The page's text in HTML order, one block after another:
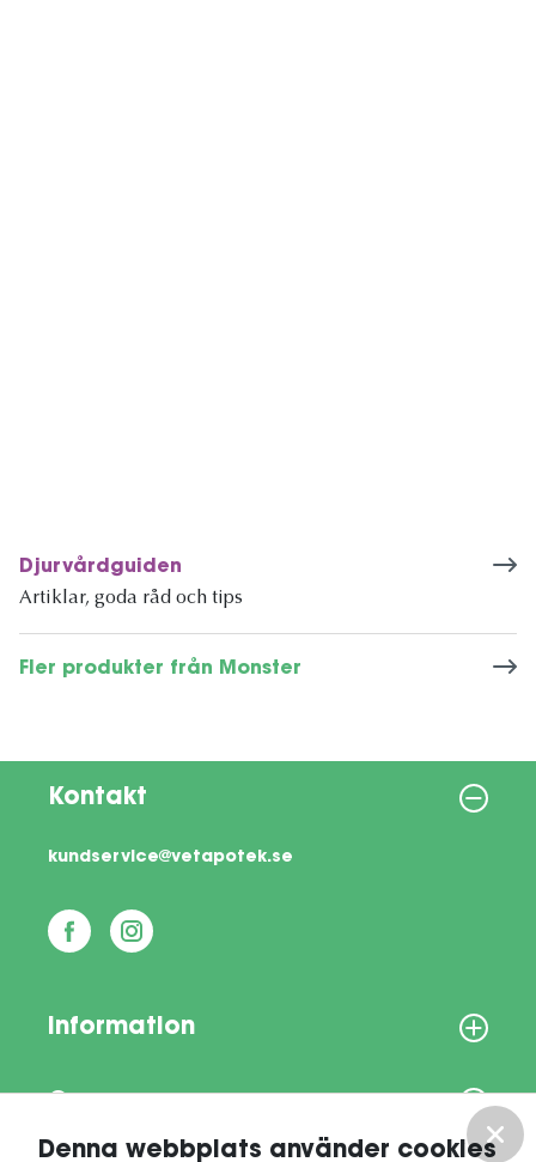
Denna webbplats använder cookies
Djurvårdguiden
Artiklar, goda råd och tips
Fler produkter från Monster
Kontakt
kundservice@vetapotek.se
Information